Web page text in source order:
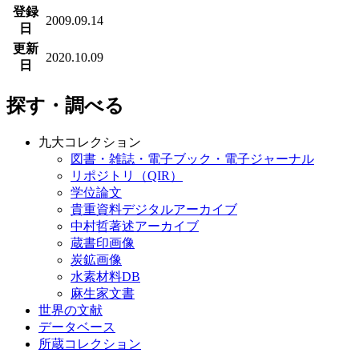
登録
日
2009.09.14
更新
日
2020.10.09
探す・調べる
九大コレクション
図書・雑誌・電子ブック・電子ジャーナル
リポジトリ（QIR）
学位論文
貴重資料デジタルアーカイブ
中村哲著述アーカイブ
蔵書印画像
炭鉱画像
水素材料DB
麻生家文書
世界の文献
データベース
所蔵コレクション